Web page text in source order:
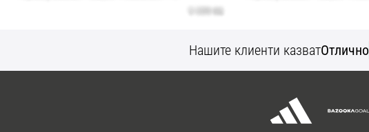
Нашите клиенти казватОтлично